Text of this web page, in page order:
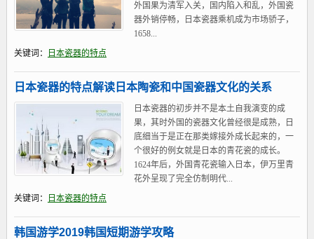
外国果为清军入关，国内陷入和乱，外国瓷
器外销停畅，日本瓷器乘机成为市场骄子，
1658...
关键词：
日本瓷器的特点
日本瓷器的特点解读日本陶瓷和中国瓷器文化的关系
日本瓷器的初步并不是本土自我演变的成
果，其时外国的瓷器文化曾经很是成熟，日
底细当于是正在那类嫁接外成长起来的，一
个很好的例女就是日本的青花瓷的成长。
1624年后，外国青花瓷输入日本，伊万里青
花外呈现了完全仿制明代...
关键词：
日本瓷器的特点
韩国游学2019韩国短期游学攻略